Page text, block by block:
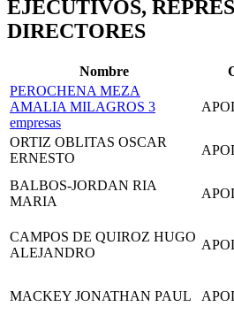
EJECUTIVOS,
DIRECTORES
Nombre
PEROCHENA MEZA
AMALIA MILAGROS 3
empresas
ORTIZ OBLITAS OSCAR
ERNESTO
BALBOS-JORDAN RIA
MARIA
CAMPOS DE QUIROZ HUGO
ALEJANDRO
MACKEY JONATHAN PAUL